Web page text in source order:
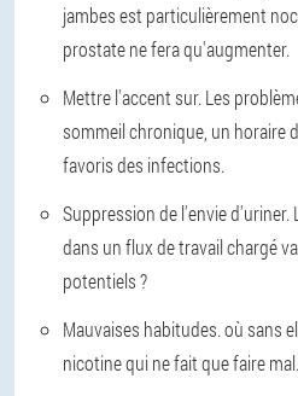
jambes est particulièrement
prostate ne fera qu'augmenter.
Mettre l'accent sur. Les
sommeil chronique, un horaire
favoris des infections.
Suppression de l'envie
dans un flux de travail chargé
potentiels ?
Mauvaises habitudes. où sans
nicotine qui ne fait que faire mal.